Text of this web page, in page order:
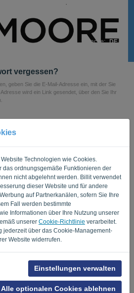
Technologien wie Cookies.
das ordnungsgemäße Funktionieren der
nicht abgelehnt werden. Billit verwendet
dieser Website und für andere
auf Partnerkanälen, sofern Sie Ihre
Fall werden bestimmte
Informationen über Ihre Nutzung unserer
unserer Cookie-Richtlinie verarbeitet.
jederzeit über das Cookie-Management-
Website widerrufen.
Einstellungen verwalten
Alle optionalen Cookies ablehnen
Sprache: DE
vergessen?
geben Sie die E-Mail-Adresse ein, mit der Sie
wird ein Link gesendet, über den Sie Ihr
LINK SENDEN
.